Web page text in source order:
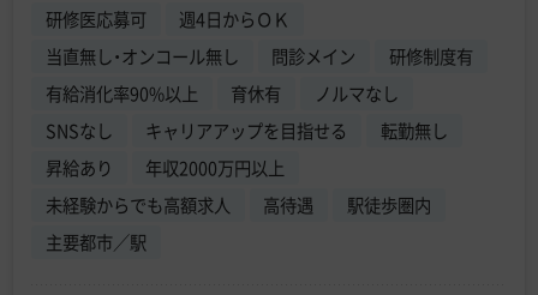
研修医応募可
週4日からＯＫ
当直無し・オンコール無し
問診メイン
研修制度有
有給消化率90%以上
育休有
ノルマなし
SNSなし
キャリアアップを目指せる
転勤無し
昇給あり
年収2000万円以上
未経験からでも高額求人
高待遇
駅徒歩圏内
主要都市／駅